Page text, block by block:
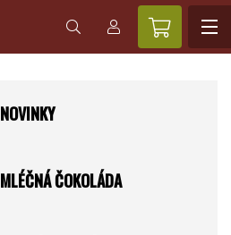
NOVINKY
MLÉČNÁ ČOKOLÁDA